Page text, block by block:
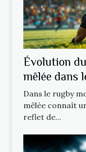
Évolution
mêlée dans
Dans le rugby
mêlée connaît
reflet de...